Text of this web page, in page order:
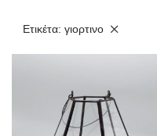
Ετικέτα: γιορτινο